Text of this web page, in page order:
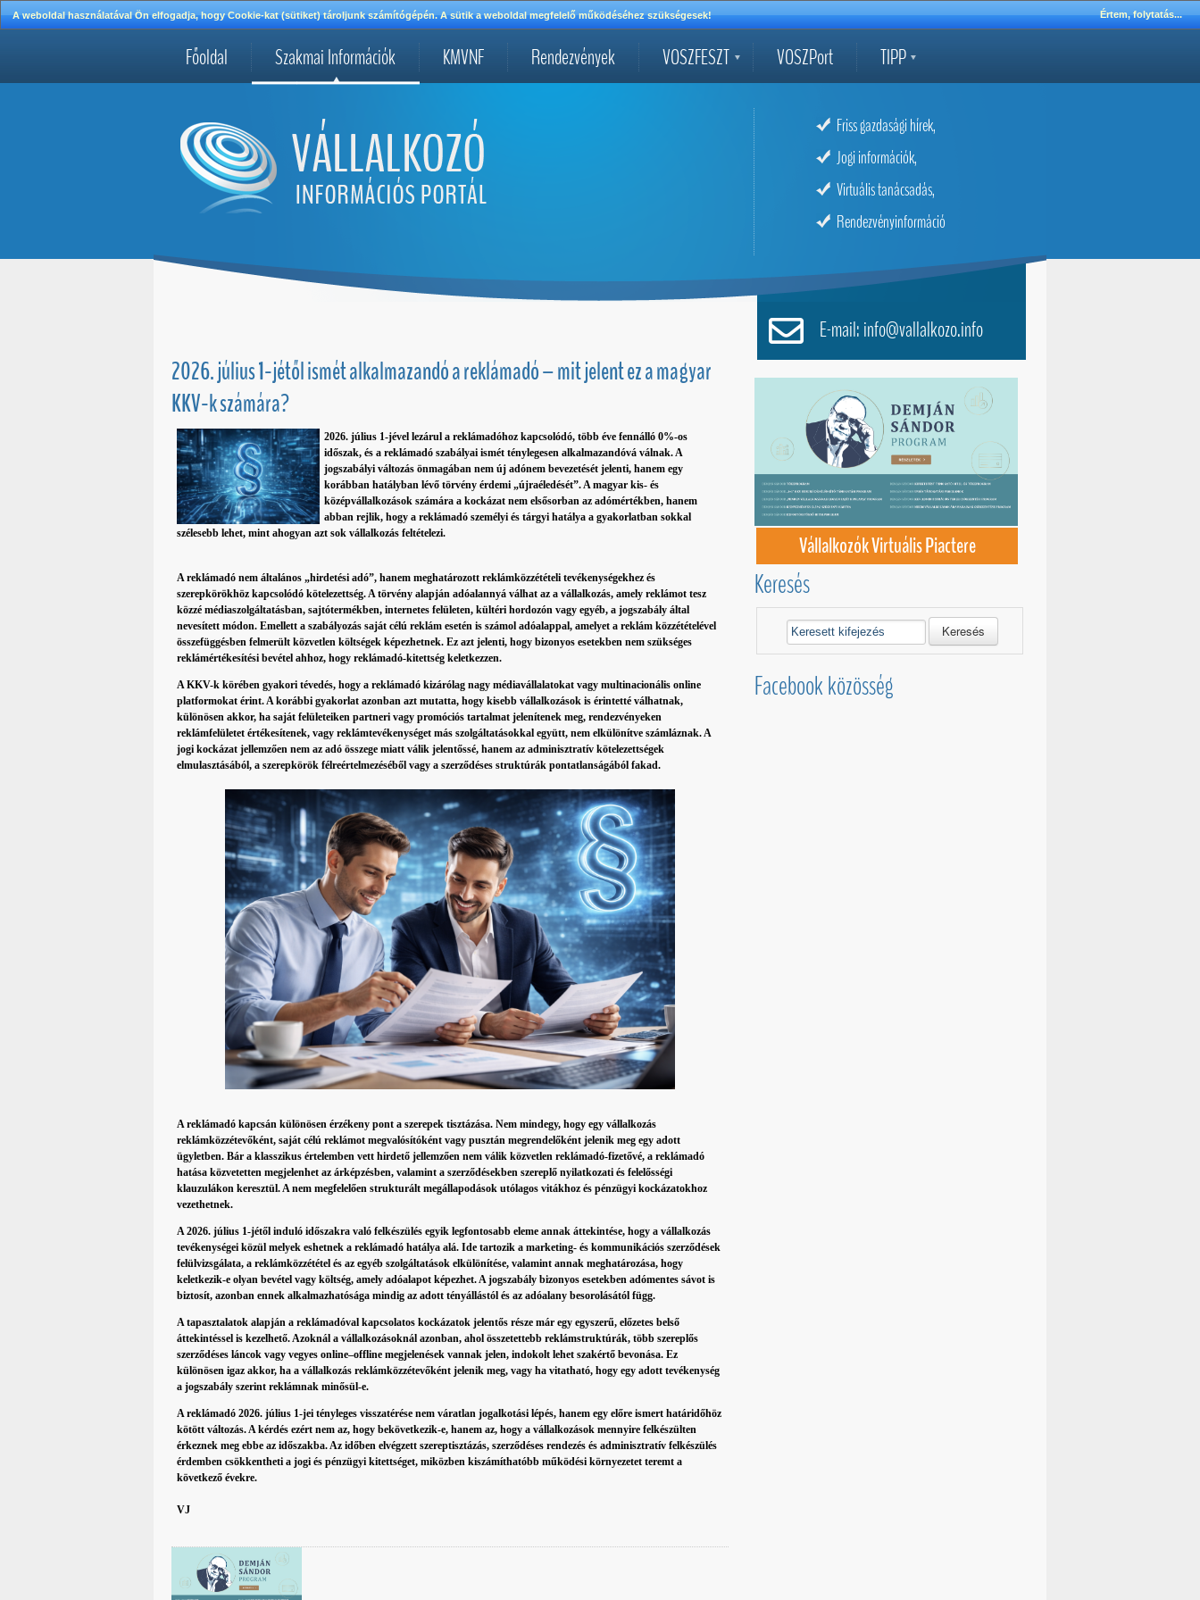
A weboldal használatával Ön elfogadja, hogy Cookie-kat (sütiket) tároljunk számítógépén. A sütik a weboldal megfelelő működéséhez szükségesek! Értem, folytatás...
Főoldal Szakmai Információk KMVNF Rendezvények VOSZFESZT VOSZPort TIPP
Friss gazdasági hírek,
Jogi információk,
Virtuális tanácsadás,
Rendezvényinformáció
2026. július 1-jétől ismét alkalmazandó a reklámadó – mit jelent ez a magyar
KKV-k számára?
2026. július 1-jével lezárul a reklámadóhoz kapcsolódó, több éve fennálló 0%-os
időszak, és a reklámadó szabályai ismét ténylegesen alkalmazandóvá válnak. A
jogszabályi változás önmagában nem új adónem bevezetését jelenti, hanem egy
korábban hatályban lévő törvény érdemi „újraéledését”. A magyar kis- és
középvállalkozások számára a kockázat nem elsősorban az adómértékben, hanem
abban rejlik, hogy a reklámadó személyi és tárgyi hatálya a gyakorlatban sokkal
szélesebb lehet, mint ahogyan azt sok vállalkozás feltételezi.
A reklámadó nem általános „hirdetési adó”, hanem meghatározott reklámközzétételi tevékenységekhez és
szerepkörökhöz kapcsolódó kötelezettség. A törvény alapján adóalannyá válhat az a vállalkozás, amely reklámot tesz
közzé médiaszolgáltatásban, sajtótermékben, internetes felületen, kültéri hordozón vagy egyéb, a jogszabály által
nevesített módon. Emellett a szabályozás saját célú reklám esetén is számol adóalappal, amelyet a reklám közzétételével
összefüggésben felmerült közvetlen költségek képezhetnek. Ez azt jelenti, hogy bizonyos esetekben nem szükséges
reklámértékesítési bevétel ahhoz, hogy reklámadó-kitettség keletkezzen.
A KKV-k körében gyakori tévedés, hogy a reklámadó kizárólag nagy médiavállalatokat vagy multinacionális online
platformokat érint. A korábbi gyakorlat azonban azt mutatta, hogy kisebb vállalkozások is érintetté válhatnak,
különösen akkor, ha saját felületeiken partneri vagy promóciós tartalmat jelenítenek meg, rendezvényeken
reklámfelületet értékesítenek, vagy reklámtevékenységet más szolgáltatásokkal együtt, nem elkülönítve számláznak. A
jogi kockázat jellemzően nem az adó összege miatt válik jelentőssé, hanem az adminisztratív kötelezettségek
elmulasztásából, a szerepkörök félreértelmezéséből vagy a szerződéses struktúrák pontatlanságából fakad.
A reklámadó kapcsán különösen érzékeny pont a szerepek tisztázása. Nem mindegy, hogy egy vállalkozás
reklámközzétevőként, saját célú reklámot megvalósítóként vagy pusztán megrendelőként jelenik meg egy adott
ügyletben. Bár a klasszikus értelemben vett hirdető jellemzően nem válik közvetlen reklámadó-fizetővé, a reklámadó
hatása közvetetten megjelenhet az árképzésben, valamint a szerződésekben szereplő nyilatkozati és felelősségi
klauzulákon keresztül. A nem megfelelően strukturált megállapodások utólagos vitákhoz és pénzügyi kockázatokhoz
vezethetnek.
A 2026. július 1-jétől induló időszakra való felkészülés egyik legfontosabb eleme annak áttekintése, hogy a vállalkozás
tevékenységei közül melyek eshetnek a reklámadó hatálya alá. Ide tartozik a marketing- és kommunikációs szerződések
felülvizsgálata, a reklámközzététel és az egyéb szolgáltatások elkülönítése, valamint annak meghatározása, hogy
keletkezik-e olyan bevétel vagy költség, amely adóalapot képezhet. A jogszabály bizonyos esetekben adómentes sávot is
biztosít, azonban ennek alkalmazhatósága mindig az adott tényállástól és az adóalany besorolásától függ.
A tapasztalatok alapján a reklámadóval kapcsolatos kockázatok jelentős része már egy egyszerű, előzetes belső
áttekintéssel is kezelhető. Azoknál a vállalkozásoknál azonban, ahol összetettebb reklámstruktúrák, több szereplős
szerződéses láncok vagy vegyes online–offline megjelenések vannak jelen, indokolt lehet szakértő bevonása. Ez
különösen igaz akkor, ha a vállalkozás reklámközzétevőként jelenik meg, vagy ha vitatható, hogy egy adott tevékenység
a jogszabály szerint reklámnak minősül-e.
A reklámadó 2026. július 1-jei tényleges visszatérése nem váratlan jogalkotási lépés, hanem egy előre ismert határidőhöz
kötött változás. A kérdés ezért nem az, hogy bekövetkezik-e, hanem az, hogy a vállalkozások mennyire felkészülten
érkeznek meg ebbe az időszakba. Az időben elvégzett szereptisztázás, szerződéses rendezés és adminisztratív felkészülés
érdemben csökkentheti a jogi és pénzügyi kitettséget, miközben kiszámíthatóbb működési környezetet teremt a
következő évekre.
VJ
E-mail: info@vallalkozo.info
Vállalkozók Virtuális Piactere
Keresés
Keresés
Facebook közösség